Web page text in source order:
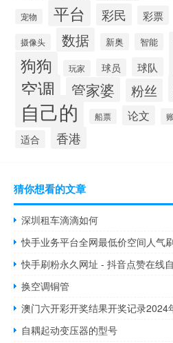
宠物 平台 彩民 彩票
摄像头 数据 新奥 智能
狗狗 玩家 球员 球队
空调 管家婆 粉丝
自己的 船票 论文
适合 香港
猜你想看的文章
深圳租车滴滴如何
快手业务平台全网最低价空间人气
换空调铜管
自耦起动变压器的型号